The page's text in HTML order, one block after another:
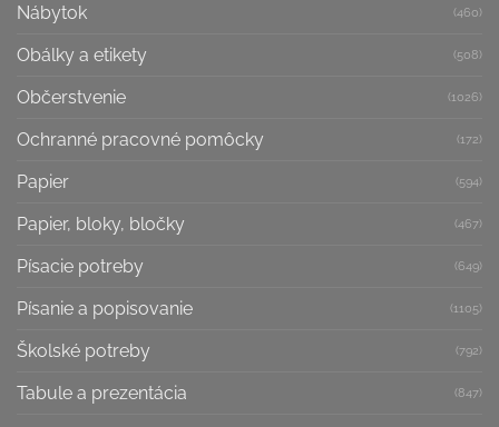
Nábytok (460)
Obálky a etikety (508)
Občerstvenie (1026)
Ochranné pracovné pomôcky (172)
Papier (594)
Papier, bloky, bločky (467)
Písacie potreby (649)
Písanie a popisovanie (1105)
Školské potreby (792)
Tabule a prezentácia (847)